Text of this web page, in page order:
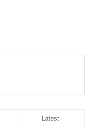
Latest